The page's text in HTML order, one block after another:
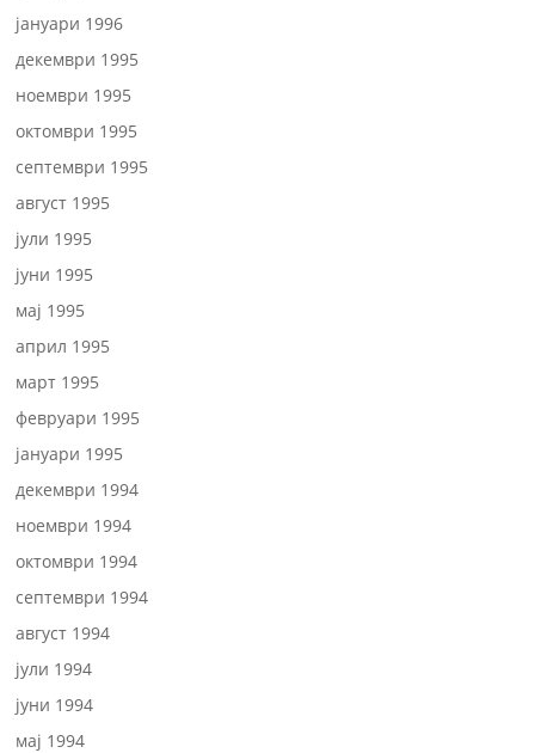
јануари 1996
декември 1995
ноември 1995
октомври 1995
септември 1995
август 1995
јули 1995
јуни 1995
мај 1995
април 1995
март 1995
февруари 1995
јануари 1995
декември 1994
ноември 1994
октомври 1994
септември 1994
август 1994
јули 1994
јуни 1994
мај 1994